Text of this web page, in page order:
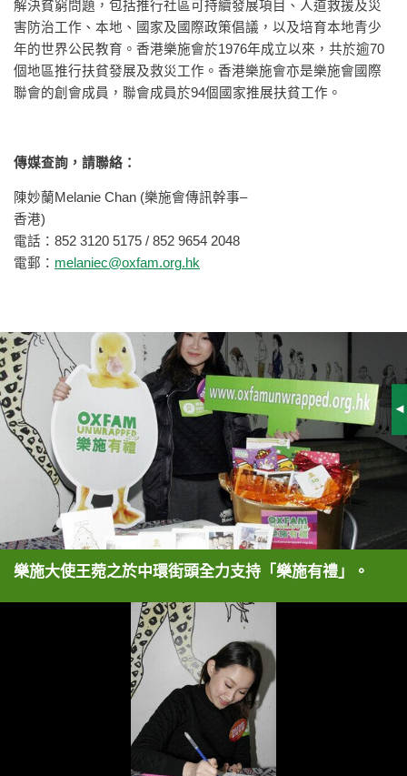
解決貧窮問題，包括推行社區可持續發展項目、人道救援及災
害防治工作、本地、國家及國際政策倡議，以及培育本地青少
年的世界公民教育。香港樂施會於1976年成立以來，共於逾70
個地區推行扶貧發展及救災工作。香港樂施會亦是樂施會國際
聯會的創會成員，聯會成員於94個國家推展扶貧工作。
傳媒查詢，請聯絡：
陳妙蘭Melanie Chan (樂施會傳訊幹事–
香港)
電話：852 3120 5175 / 852 9654 2048
電郵： melaniec@oxfam.org.hk
樂施大使王菀之於中環街頭全力支持「樂施有禮」。